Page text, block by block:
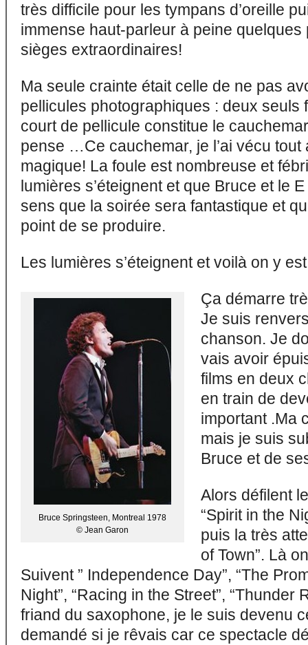
très difficile pour les tympans d’oreille
immense haut-parleur à peine
sièges extraordinaires!
Ma seule crainte était celle de ne pas
pellicules photographiques : deux seuls
court de pellicule constitue le
pense …Ce cauchemar, je l’ai vécu tout
magique! La foule est nombreuse et
lumières s’éteignent et que Bruce et le
sens que la soirée sera fantastique et
point de se produire.
Les lumières s’éteignent et voilà on y
Bruce Springsteen, Montreal 1978
© Jean Garon
Ça démarre
Je suis
chanson. Je
vais avoir
films en deux
en train de
important .Ma
mais je suis
Bruce et de
Alors défilent
“Spirit in the
puis la très
of Town”. Là
Suivent ” Independence Day”, “The
Night”, “Racing in the Street”, “Thunder
friand du saxophone, je le suis devenu
demandé si je rêvais car ce spectacle